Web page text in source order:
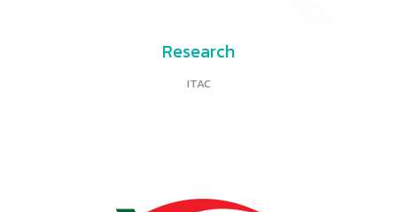
Research
ITAC